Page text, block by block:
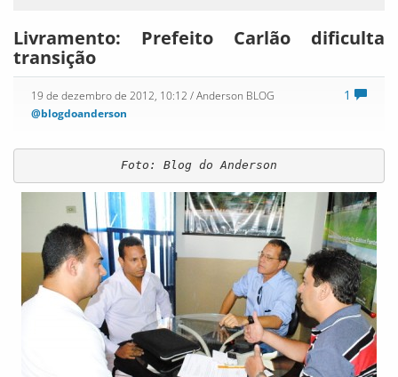
Livramento: Prefeito Carlão dificulta
transição
1
19 de dezembro de 2012, 10:12 / Anderson BLOG
@blogdoanderson
Foto: Blog do Anderson